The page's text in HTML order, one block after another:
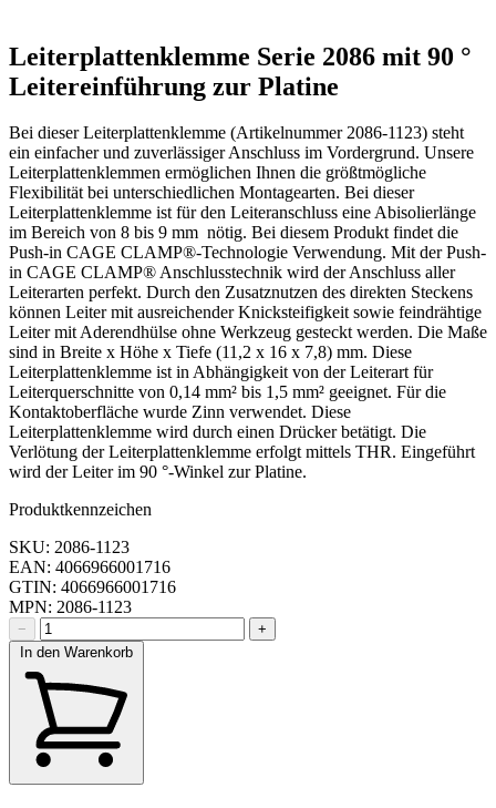
Leiterplattenklemme Serie 2086 mit 90 °
Leitereinführung zur Platine
Bei dieser Leiterplattenklemme (Artikelnummer 2086-1123) steht
ein einfacher und zuverlässiger Anschluss im Vordergrund. Unsere
Leiterplattenklemmen ermöglichen Ihnen die größtmögliche
Flexibilität bei unterschiedlichen Montagearten. Bei dieser
Leiterplattenklemme ist für den Leiteranschluss eine Abisolierlänge
im Bereich von 8 bis 9 mm nötig. Bei diesem Produkt findet die
Push-in CAGE CLAMP®-Technologie Verwendung. Mit der Push-
in CAGE CLAMP® Anschlusstechnik wird der Anschluss aller
Leiterarten perfekt. Durch den Zusatznutzen des direkten Steckens
können Leiter mit ausreichender Knicksteifigkeit sowie feindrähtige
Leiter mit Aderendhülse ohne Werkzeug gesteckt werden. Die Maße
sind in Breite x Höhe x Tiefe (11,2 x 16 x 7,8) mm. Diese
Leiterplattenklemme ist in Abhängigkeit von der Leiterart für
Leiterquerschnitte von 0,14 mm² bis 1,5 mm² geeignet. Für die
Kontaktoberfläche wurde Zinn verwendet. Diese
Leiterplattenklemme wird durch einen Drücker betätigt. Die
Verlötung der Leiterplattenklemme erfolgt mittels THR. Eingeführt
wird der Leiter im 90 °-Winkel zur Platine.
Produktkennzeichen
SKU: 2086-1123
EAN: 4066966001716
GTIN: 4066966001716
MPN: 2086-1123
−
+
In den Warenkorb